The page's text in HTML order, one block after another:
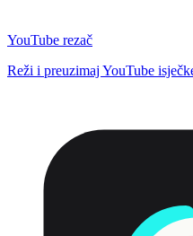
YouTube rezač
Reži i preuzimaj YouTube